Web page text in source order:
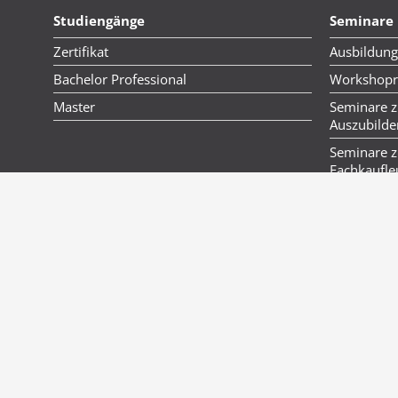
Studiengänge
Zertifikat
Bachelor Professional
Master
Seminare
Seminare
Seminare